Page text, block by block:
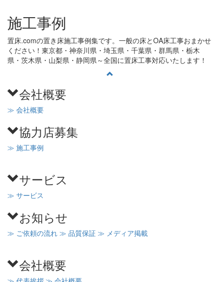
施工事例
置床.comの置き床施工事例集です。一般の床とOA床工事おまかせ
ください！東京都・神奈川県・埼玉県・千葉県・群馬県・栃木
県・茨木県・山梨県・静岡県～全国に置床工事対応いたします！
会社概要
≫ 会社概要
協力店募集
≫ 施工事例
サービス
≫ サービス
お知らせ
≫ ご依頼の流れ ≫ 品質保証 ≫ メディア掲載
会社概要